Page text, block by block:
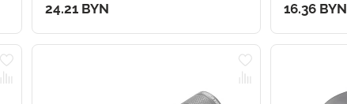
24.21 BYN 16.36 BYN